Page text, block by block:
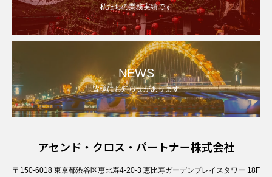
私たちの業務実績です
NEWS
皆様にお知らせがあります
アセンド・クロス・パートナー株式会社
〒150-6018 東京都渋谷区恵比寿4-20-3 恵比寿ガーデンプレイスタワー 18F